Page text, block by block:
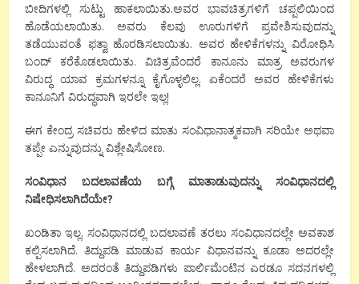
ಬೀದಿಗಳಲ್ಲಿ ಸುಟ್ಟು ಹಾಕಲಾಯಿತು.ಅವರ ಭಾವಚಿತ್ರಗಳಿಗೆ ಚಪ್ಪಲಿಯಿಂದ
ಹೊಡೆಯಲಾಯಿತು. ಅವರು ಕೆಲವು ಊರುಗಳಿಗೆ ಪ್ರವೇಶಿಸುವುದನ್ನು
ತಡೆಯುವಂತೆ ಫತ್ವಾ ಹೊರಡಿಸಲಾಯಿತು. ಅವರ ಹೇಳಿಕೆಗಳನ್ನು ವಿರೋಧಿಸಿ
ಬಂದ್ ಕರೆಕೊಡಲಾಯಿತು. ವಿಚಿತ್ರವೆಂದರೆ ಕಾನೂನು ಮಾತ್ರ ಅವರುಗಳ
ವಿರುದ್ಧ ಯಾವ ಕ್ರಮಗಳನ್ನೂ ಕೈಗೊಳ್ಳಲಿಲ್ಲ. ಏಕೆಂದರೆ ಅವರ ಹೇಳಿಕೆಗಳು
ಕಾನೂನಿಗೆ ವಿರುದ್ಧವಾಗಿ ಇರಲೇ ಇಲ್ಲ!
ಈಗ ಕೇಂದ್ರ ಸಚಿವರು ಹೇಳಿದ ಮಾತು ಸಂವಿಧಾನಾತ್ಮಕವಾಗಿ ಸರಿಯೇ ಅಥವಾ
ತಪ್ಪೇ ಎನ್ನುವುದನ್ನು ವಿಶ್ಲೇಷಿಸೋಣ.
ಸಂವಿಧಾನ ಬದಲಾವಣೆಯ ಬಗ್ಗೆ ಮಾತಾಡುವುದನ್ನು
ಸಂವಿಧಾನದಲ್ಲಿ
ನಿಷೇಧಿಸಲಾಗಿದೆಯೇ?
ಖಂಡಿತಾ ಇಲ್ಲ. ಸಂವಿಧಾನದಲ್ಲಿ ಬದಲಾವಣೆ ತರಲು ಸಂವಿಧಾನದಲ್ಲೇ ಅವಕಾಶ
ಕಲ್ಪಿಸಲಾಗಿದೆ. ತಿದ್ದುಪಡಿ ಮಾಡುವ ಕಾರ್ಯ ವಿಧಾನವನ್ನು ಕೂಡಾ ಅದರಲ್ಲೇ
ಹೇಳಲಾಗಿದೆ. ಅದರಂತೆ ತಿದ್ದುಪಡಿಗಳು ಪಾರ್ಲಿಮೆಂಟಿನ ಎರಡೂ ಸದನಗಳಲ್ಲಿ